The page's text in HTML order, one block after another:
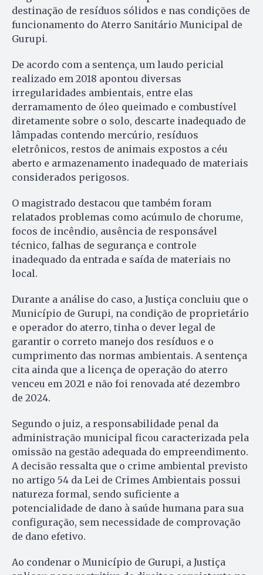
destinação de resíduos sólidos e nas condições de
funcionamento do Aterro Sanitário Municipal de
Gurupi.
De acordo com a sentença, um laudo pericial
realizado em 2018 apontou diversas
irregularidades ambientais, entre elas
derramamento de óleo queimado e combustível
diretamente sobre o solo, descarte inadequado de
lâmpadas contendo mercúrio, resíduos
eletrônicos, restos de animais expostos a céu
aberto e armazenamento inadequado de materiais
considerados perigosos.
O magistrado destacou que também foram
relatados problemas como acúmulo de chorume,
focos de incêndio, ausência de responsável
técnico, falhas de segurança e controle
inadequado da entrada e saída de materiais no
local.
Durante a análise do caso, a Justiça concluiu que o
Município de Gurupi, na condição de proprietário
e operador do aterro, tinha o dever legal de
garantir o correto manejo dos resíduos e o
cumprimento das normas ambientais. A sentença
cita ainda que a licença de operação do aterro
venceu em 2021 e não foi renovada até dezembro
de 2024.
Segundo o juiz, a responsabilidade penal da
administração municipal ficou caracterizada pela
omissão na gestão adequada do empreendimento.
A decisão ressalta que o crime ambiental previsto
no artigo 54 da Lei de Crimes Ambientais possui
natureza formal, sendo suficiente a
potencialidade de dano à saúde humana para sua
configuração, sem necessidade de comprovação
de dano efetivo.
Ao condenar o Município de Gurupi, a Justiça